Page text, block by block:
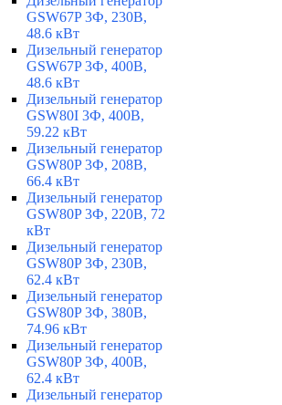
GSW67P 3Ф, 230В,
48.6 кВт
Дизельный генератор
GSW67P 3Ф, 400В,
48.6 кВт
Дизельный генератор
GSW80I 3Ф, 400В,
59.22 кВт
Дизельный генератор
GSW80P 3Ф, 208В,
66.4 кВт
Дизельный генератор
GSW80P 3Ф, 220В, 72
кВт
Дизельный генератор
GSW80P 3Ф, 230В,
62.4 кВт
Дизельный генератор
GSW80P 3Ф, 380В,
74.96 кВт
Дизельный генератор
GSW80P 3Ф, 400В,
62.4 кВт
Дизельный генератор